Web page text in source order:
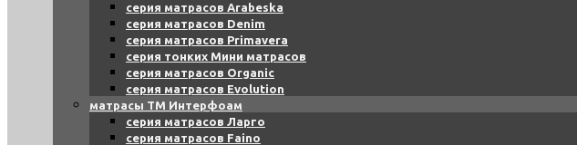
серия матрасов Arabeska
серия матрасов Denim
серия матрасов Primavera
серия тонких Мини матрасов
серия матрасов Organic
серия матрасов Evolution
матрасы ТМ Интерфоам
серия матрасов Ларго
серия матрасов Faino